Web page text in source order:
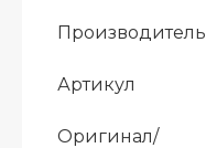
Производитель
Артикул
Оригинал/